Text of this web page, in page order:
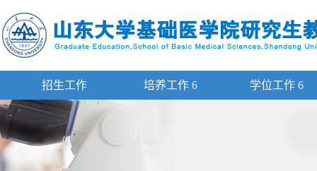
招生工作 培养工作 6 学位工作 6